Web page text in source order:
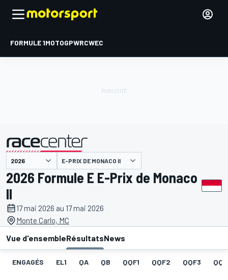
FORMULE 1MOTOGPWRCWEC
présenté par E-PRIX DE MONACO II
2026 Formule E E-Prix de Monaco
II
17 mai 2026 au 17 mai 2026
Monte Carlo, MC
Vue d'ensembleRésultatsNews
ENGAGÉS EL1 QA QB QQF1 QQF2 QQF3